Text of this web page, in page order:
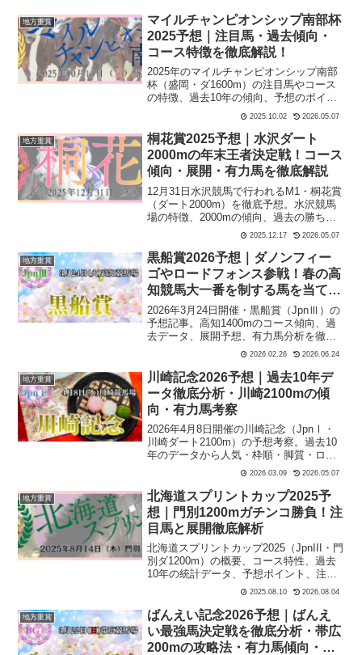
地方重賞
マイルチャンピオンシップ南部杯
2025予想｜注目馬・過去傾向・
コース特徴を徹底解説！
2025年のマイルチャンピオンシップ南部
杯（盛岡・ダ1600m）の注目馬やコース
の特徴、過去10年の傾向、予想のポイン
トを徹底分析！地方＆中央の実力馬が激
突する秋のダートマイル決戦を攻略しま
す。
2025.10.02 2026.05.07
地方重賞
桐花賞2025予想｜水沢ダート
2000mの年末王者決定戦！コース
傾向・展開・有力馬を徹底解説
12月31日水沢競馬で行われるM1・桐花賞
（ダート2000m）を徹底予想。水沢競馬
場の特徴、2000mの傾向、過去の勝ち馬
分析、展開予想から有力馬・穴馬候補、
馬券戦略まで詳しく解説します。
2025.12.17 2026.05.07
地方重賞
黒船賞2026予想｜ダノンフィー
ゴやロードフォンス参戦！春の高
知競馬大一番を制する馬を当てる
買い目公開
2026年3月24日開催・黒船賞（JpnⅢ）の
予想記事。高知1400mのコース傾向、過
去データ、展開予想、有力馬分析を徹底
解説。中央勢優勢の交流重賞で狙うべき
2026.02.26 2026.06.24
地方重賞
川崎記念2026予想｜過去10年デ
ータ徹底分析・川崎2100mの傾
向・有力馬考察
2026年4月8日開催の川崎記念（JpnⅠ・
川崎ダート2100m）の予想考察。過去10
年のデータから人気・枠順・脚質・ロー
テーションを徹底分析。川崎2100mコー
く解説します。
2026.03.09 2026.05.07
地方重賞
北海道スプリントカップ2025予
想｜門別1200mガチンコ勝負！注
目馬と展開徹底解析
北海道スプリントカップ2025（JpnIII・門
別ダ1200m）の概要、コース特性、過去
10年の統計データ、予想ポイント、注目
馬まで網羅。夏のスプリント王者決定戦
2025.08.10 2026.08.04
地方重賞
ばんえい記念2026予想｜ばんえ
い最強馬決定戦を徹底分析・帯広
200mの攻略法・有力馬傾向・馬